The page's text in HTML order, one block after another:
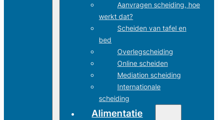
Aanvragen scheiding, hoe
werkt dat?
Scheiden van tafel en
bed
Overlegscheiding
Online scheiden
Mediation scheiding
Internationale
scheiding
Alimentatie